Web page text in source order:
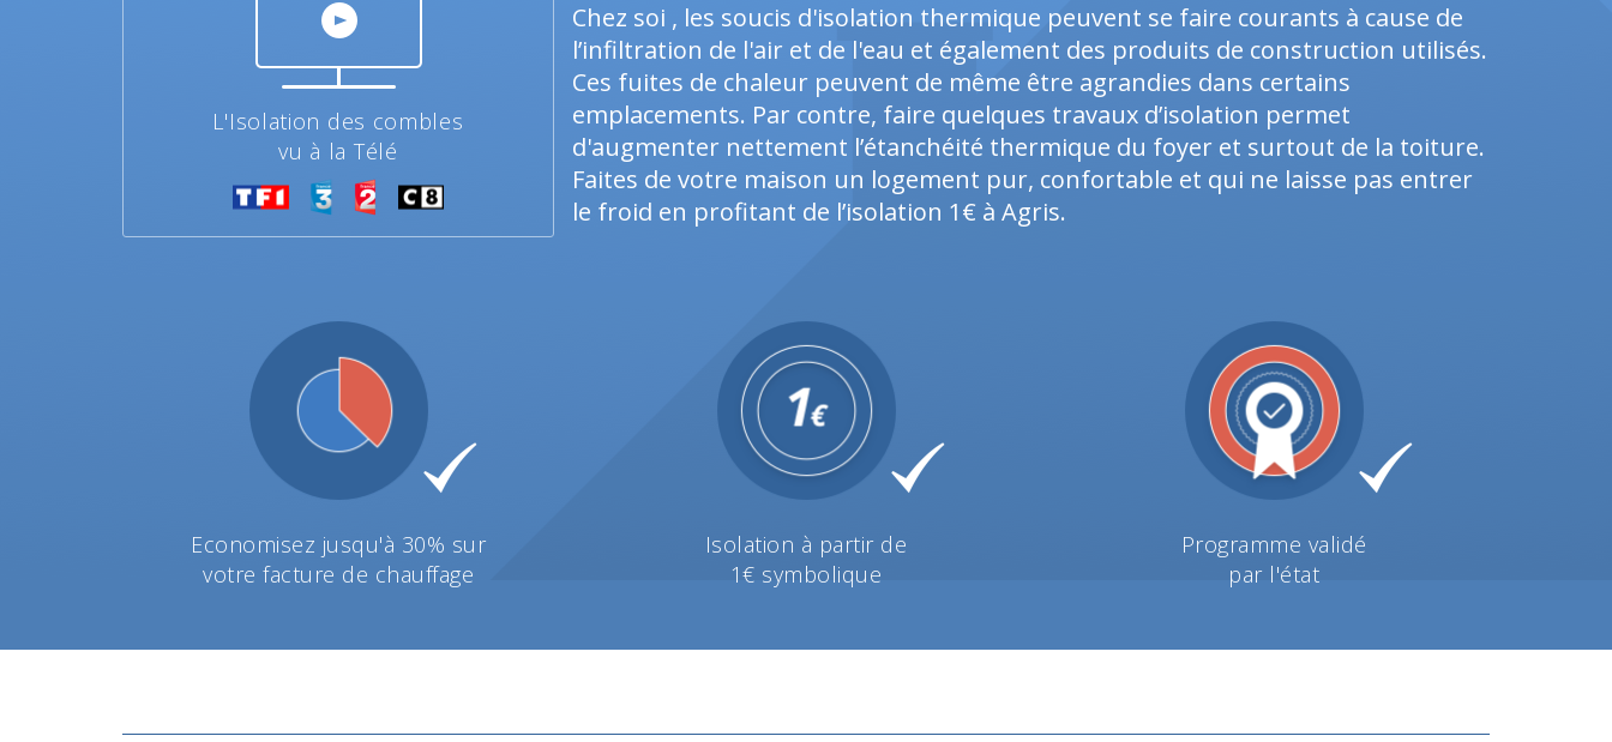
L'Isolation des combles
vu à la Télé
Chez soi , les soucis d'isolation thermique peuvent se faire courants à cause de
l’infiltration de l'air et de l'eau et également des produits de construction utilisés.
Ces fuites de chaleur peuvent de même être agrandies dans certains
emplacements. Par contre, faire quelques travaux d’isolation permet
d'augmenter nettement l’étanchéité thermique du foyer et surtout de la toiture.
Faites de votre maison un logement pur, confortable et qui ne laisse pas entrer
le froid en profitant de l’isolation 1€ à Agris.
Economisez jusqu'à 30% sur
votre facture de chauffage
Isolation à partir de
1€ symbolique
Programme validé
par l'état